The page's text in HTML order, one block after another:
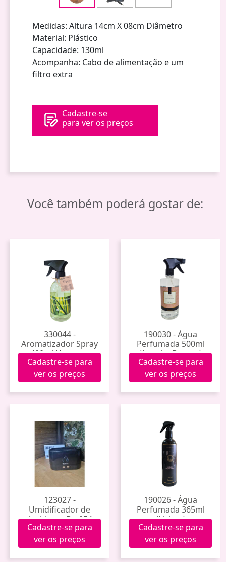
Medidas: Altura 14cm X 08cm Diâmetro
Material: Plástico
Capacidade: 130ml
Acompanha: Cabo de alimentação e um
filtro extra
Cadastre-se
para ver os preços
Você também poderá gostar de:
330044 -
Aromatizador Spray
400ml Hanauer
(Capim Santo)
Cadastre-se para
ver os preços
190030 - Água
Perfumada 500ml
(Jasmim Branco)
Cadastre-se para
ver os preços
123027 -
Umidificador de
Ambiente Bm054
Cadastre-se para
ver os preços
190026 - Água
Perfumada 365ml
(Lisboa)
Cadastre-se para
ver os preços